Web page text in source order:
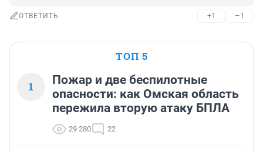
ОТВЕТИТЬ +1 –1
ТОП 5
1
Пожар и две беспилотные
опасности: как Омская область
пережила вторую атаку БПЛА
29 280 22